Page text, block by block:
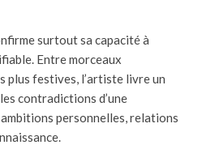
surtout sa capacité à
Entre morceaux
festives, l’artiste livre un
contradictions d’une
personnelles, relations